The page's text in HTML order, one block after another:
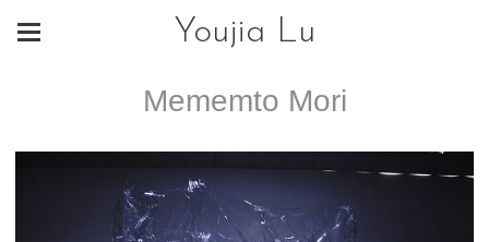
Youjia Lu
Mememto Mori